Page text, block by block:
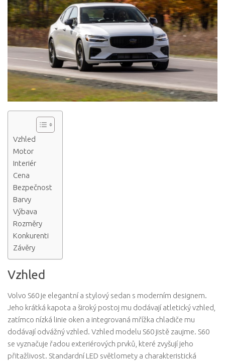
Vzhled
Motor
Interiér
Cena
Bezpečnost
Barvy
Výbava
Rozměry
Konkurenti
Závěry
Vzhled
Volvo S60 je elegantní a stylový sedan s moderním designem.
Jeho krátká kapota a široký postoj mu dodávají atletický vzhled,
zatímco nízká linie oken a integrovaná mřížka chladiče mu
dodávají odvážný vzhled. Vzhled modelu S60 jistě zaujme. S60
se vyznačuje řadou exteriérových prvků, které zvyšují jeho
přitažlivost. Standardní LED světlomety a charakteristická